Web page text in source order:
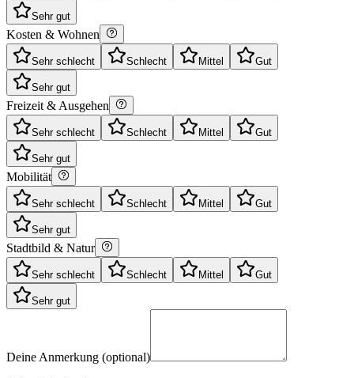
Sehr gut
Kosten & Wohnen
Sehr schlecht Schlecht Mittel Gut
Sehr gut
Freizeit & Ausgehen
Sehr schlecht Schlecht Mittel Gut
Sehr gut
Mobilität
Sehr schlecht Schlecht Mittel Gut
Sehr gut
Stadtbild & Natur
Sehr schlecht Schlecht Mittel Gut
Sehr gut
Deine Anmerkung (optional)